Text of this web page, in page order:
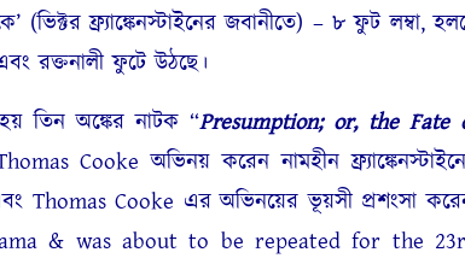
(ভিক্টর ফ্র্যাঙ্কেনস্টাইনের জবানীতে) – ৮ ফুট লম্বা,
রক্তনালী ফুটে উঠছে।
তিন অঙ্কের নাটক “Presumption; or, the Fate
Cooke অভিনয় করেন নামহীন
Thomas Cooke এর অভিনয়ের ভূয়সী প্রশংসা
& was about to be repeated for the